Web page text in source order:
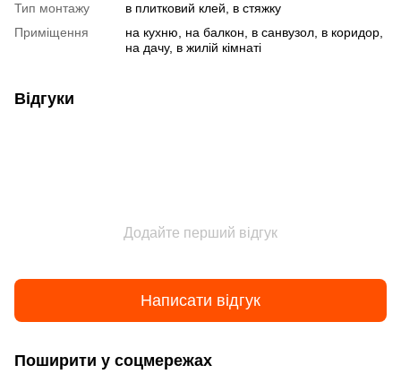
Тип монтажу
в плитковий клей, в стяжку
Приміщення
на кухню, на балкон, в санвузол, в коридор,
на дачу, в жилій кімнаті
Відгуки
Додайте перший відгук
Написати відгук
Поширити у соцмережах